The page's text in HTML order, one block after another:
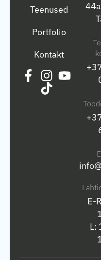
Teenused
Portfolio
Kontakt
E-
L: